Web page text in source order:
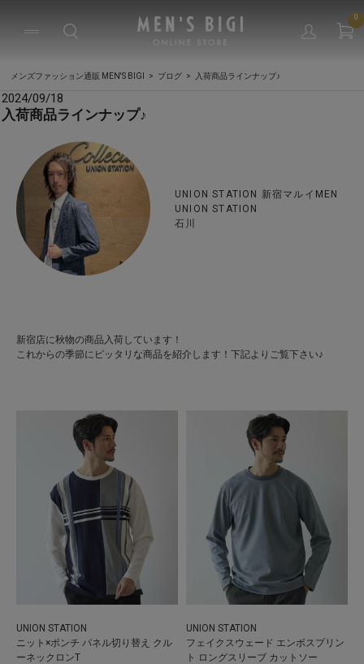
0
メンズファッション通販 MEN'S BIGI ブログ 入荷商品ラインナップ♪
2024/09/18
入荷商品ラインナップ♪
UNION STATION 新宿マルイMEN
UNION STATION
石川
新宿店に秋物の商品入荷しています！
これからの季節にピッタリな商品を紹介します！下記よりご覧下さい♪
UNION STATION
ニット×ポンチ パネル切り替え クル
ーネックロンT
UNION STATION
フェイクスウェード エンボスプリン
ト ロングスリーブ カットソー